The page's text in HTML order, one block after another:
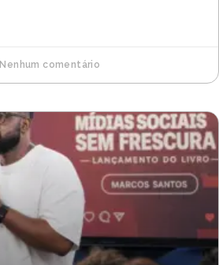
Nenhum comentário